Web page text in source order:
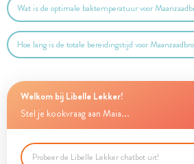
Wat is de optimale baktemperatuur voor
Hoe lang is de totale bereidingstijd voor
Welkom bij Libelle Lekker!
Stel je kookvraag aan Maia...